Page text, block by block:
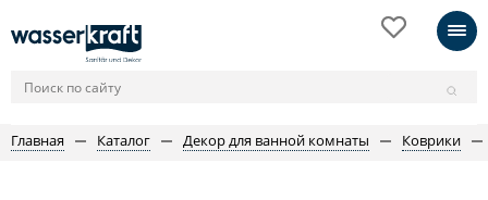
Главная Каталог Декор для ванной комнаты Коврики